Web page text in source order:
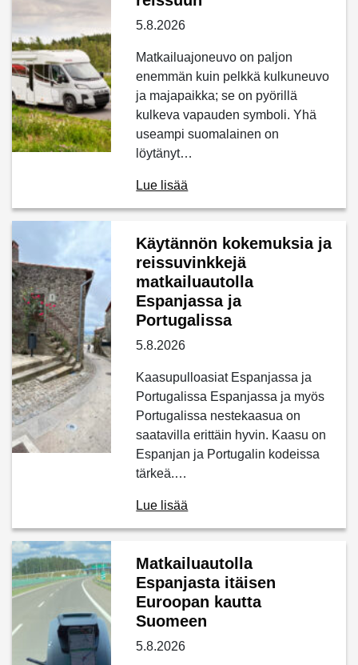
5.8.2026
Matkailuajoneuvo on paljon
enemmän kuin pelkkä kulkuneuvo
ja majapaikka; se on pyörillä
kulkeva vapauden symboli. Yhä
useampi suomalainen on
löytänyt…
Lue lisää
Käytännön kokemuksia ja
reissuvinkkejä
matkailuautolla
Espanjassa ja
Portugalissa
5.8.2026
Kaasupulloasiat Espanjassa ja
Portugalissa Espanjassa ja myös
Portugalissa nestekaasua on
saatavilla erittäin hyvin. Kaasu on
Espanjan ja Portugalin kodeissa
tärkeä.…
Lue lisää
Matkailuautolla
Espanjasta itäisen
Euroopan kautta
Suomeen
5.8.2026